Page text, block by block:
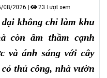
08/2026 | 23 Lượt xem
dại không chỉ làm khu
còn âm thầm cạnh
và ánh sáng với cây
thủ công, nhà vườn